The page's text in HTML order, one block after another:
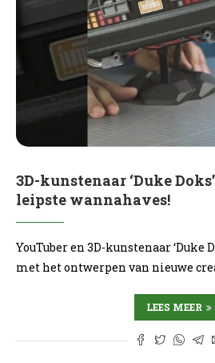
3D-kunstenaar ‘Duke
leipste wannahaves!
YouTuber en 3D-kunstenaar ‘Duke
met het ontwerpen van nieuwe
LEES MEER